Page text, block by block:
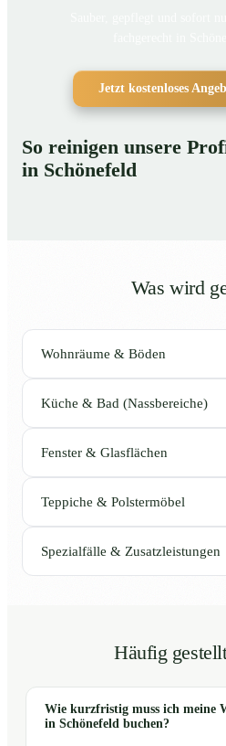
Jetzt kostenloses
So reinigen unsere
in Schönefeld
Was wird
Wohnräume & Böden
Küche & Bad (Nassbereiche)
Fenster & Glasflächen
Teppiche & Polstermöbel
Spezialfälle & Zusatzleistungen
Häufig
Wie kurzfristig muss ich meine
in Schönefeld buchen?